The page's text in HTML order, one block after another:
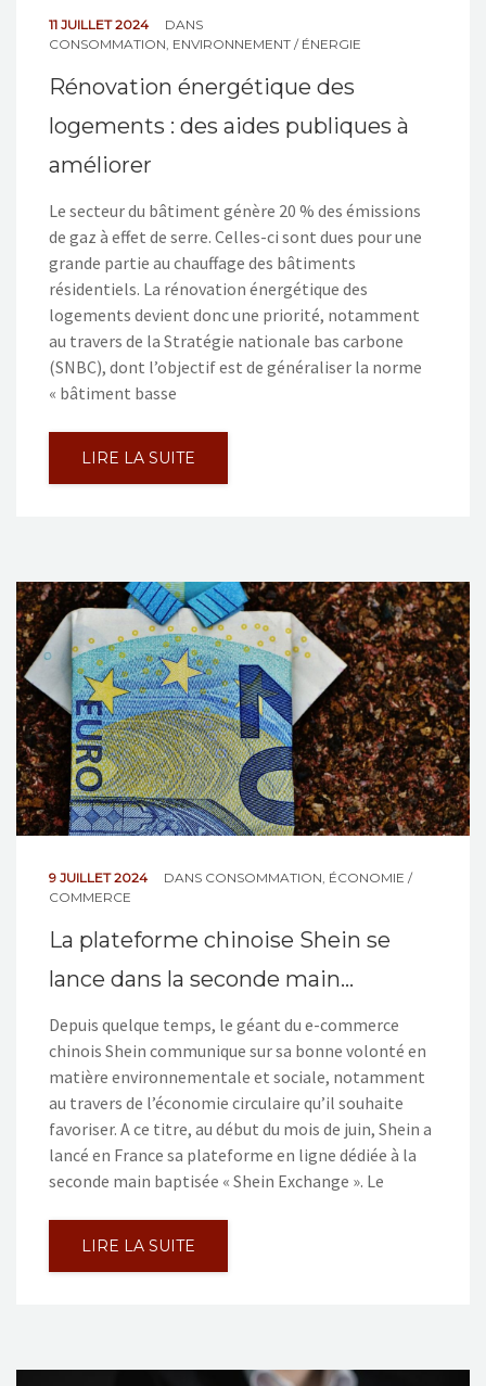
11 JUILLET 2024
DANS
CONSOMMATION ENVIRONNEMENT / ÉNERGIE
Rénovation énergétique des
logements : des aides publiques à
améliorer
Le secteur du bâtiment génère 20 % des émissions
de gaz à effet de serre. Celles-ci sont dues pour une
grande partie au chauffage des bâtiments
résidentiels. La rénovation énergétique des
logements devient donc une priorité, notamment
au travers de la Stratégie nationale bas carbone
(SNBC), dont l’objectif est de généraliser la norme
« bâtiment basse
LIRE LA SUITE
9 JUILLET 2024 DANS CONSOMMATION, ÉCONOMIE /
COMMERCE
La plateforme chinoise Shein se
lance dans la seconde main…
Depuis quelque temps, le géant du e-commerce
chinois Shein communique sur sa bonne volonté en
matière environnementale et sociale, notamment
au travers de l’économie circulaire qu’il souhaite
favoriser. A ce titre, au début du mois de juin, Shein a
lancé en France sa plateforme en ligne dédiée à la
seconde main baptisée « Shein Exchange ». Le
LIRE LA SUITE